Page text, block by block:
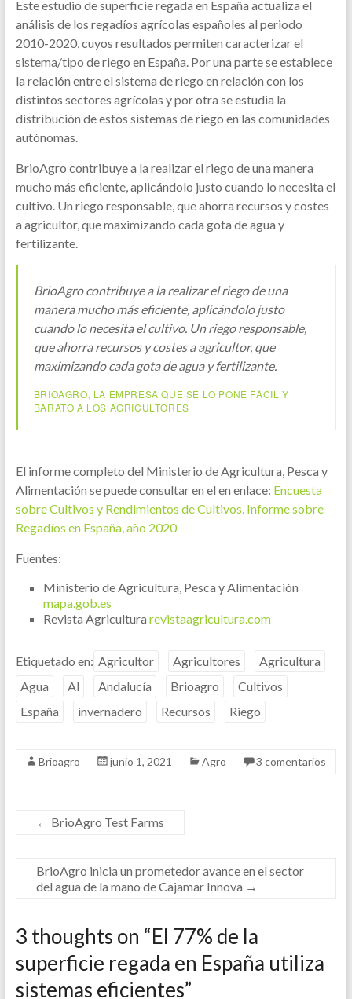
Este estudio de superficie regada en España actualiza el
análisis de los regadíos agrícolas españoles al periodo
2010-2020, cuyos resultados permiten caracterizar el
sistema/tipo de riego en España. Por una parte se establece
la relación entre el sistema de riego en relación con los
distintos sectores agrícolas y por otra se estudia la
distribución de estos sistemas de riego en las comunidades
autónomas.
BrioAgro contribuye a la realizar el riego de una manera
mucho más eficiente, aplicándolo justo cuando lo necesita el
cultivo. Un riego responsable, que ahorra recursos y costes
a agricultor, que maximizando cada gota de agua y
fertilizante.
BrioAgro contribuye a la realizar el riego de una
manera mucho más eficiente, aplicándolo justo
cuando lo necesita el cultivo. Un riego responsable,
que ahorra recursos y costes a agricultor, que
maximizando cada gota de agua y fertilizante.
BRIOAGRO, LA EMPRESA QUE SE LO PONE FÁCIL Y
BARATO A LOS AGRICULTORES
El informe completo del Ministerio de Agricultura, Pesca y
Alimentación se puede consultar en el en enlace: Encuesta
sobre Cultivos y Rendimientos de Cultivos. Informe sobre
Regadíos en España, año 2020
Fuentes:
Ministerio de Agricultura, Pesca y Alimentación
mapa.gob.es
Revista Agricultura revistaagricultura.com
Etiquetado en: Agricultor Agricultores
Agricultura
Agua
Al Andalucía Brioagro
Cultivos
España
invernadero Recursos Riego
Brioagro junio 1, 2021 Agro 3 comentarios
← BrioAgro Test Farms
BrioAgro inicia un prometedor avance en el sector
del agua de la mano de Cajamar Innova →
3 thoughts on “El 77% de la
superficie regada en España utiliza
sistemas eficientes”